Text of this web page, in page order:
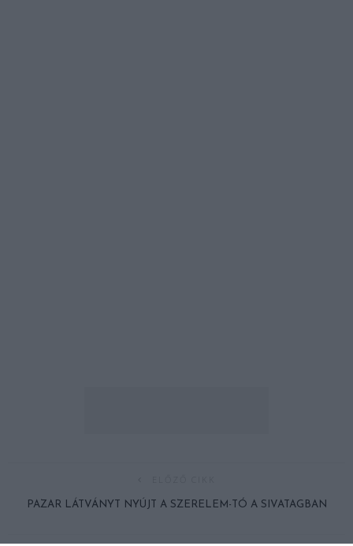
PAZAR LÁTVÁNYT NYÚJT A SZERELEM-TÓ A SIVATAGBAN